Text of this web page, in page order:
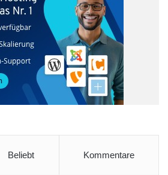
Beliebt Kommentare